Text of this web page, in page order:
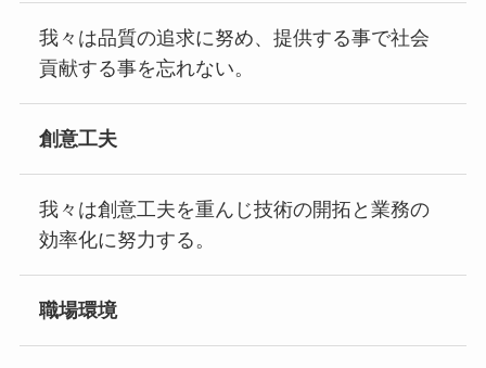
我々は品質の追求に努め、提供する事で社会
貢献する事を忘れない。
創意工夫
我々は創意工夫を重んじ技術の開拓と業務の
効率化に努力する。
職場環境